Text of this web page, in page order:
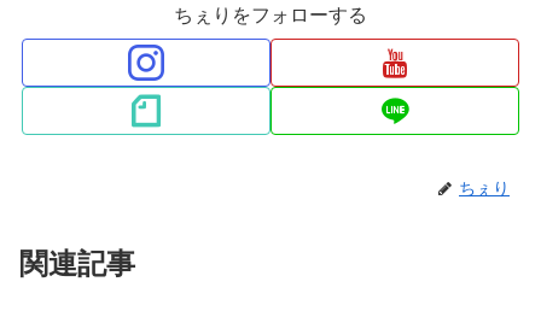
ちぇりをフォローする
ちぇり
関連記事